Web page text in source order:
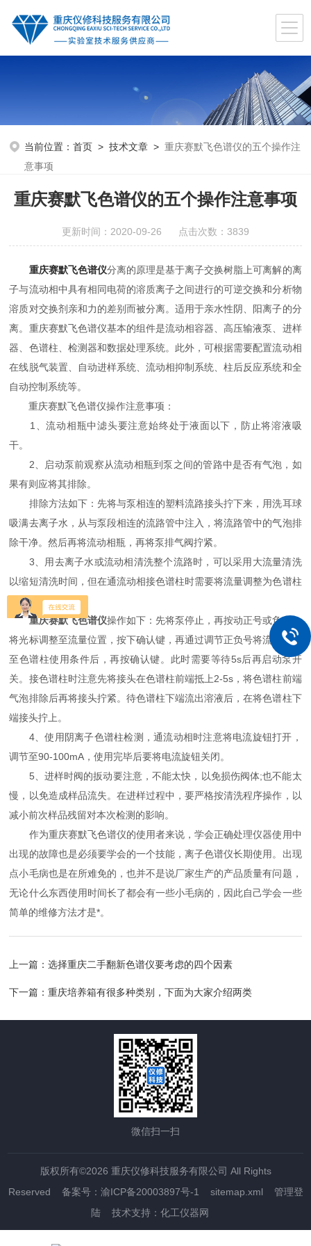
当前位置：首页 >技术文章 >重庆赛默飞色谱仪的五个操作注
意事项
重庆赛默飞色谱仪的五个操作注意事项
更新时间：2020-09-26 点击次数：3839
重庆赛默飞色谱仪分离的原理是基于离子交换树脂上可离解的离
子与流动相中具有相同电荷的溶质离子之间进行的可逆交换和分析物
溶质对交换剂亲和力的差别而被分离。适用于亲水性阴、阳离子的分
离。重庆赛默飞色谱仪基本的组件是流动相容器、高压输液泵、进样
器、色谱柱、检测器和数据处理系统。此外，可根据需要配置流动相
在线脱气装置、自动进样系统、流动相抑制系统、柱后反应系统和全
自动控制系统等。
重庆赛默飞色谱仪操作注意事项：
1、流动相瓶中滤头要注意始终处于液面以下，防止将溶液吸
干。
2、启动泵前观察从流动相瓶到泵之间的管路中是否有气泡，如
果有则应将其排除。
排除方法如下：先将与泵相连的塑料流路接头拧下来，用洗耳球
吸满去离子水，从与泵段相连的流路管中注入，将流路管中的气泡排
除干净。然后再将流动相瓶，再将泵排气阀拧紧。
3、用去离子水或流动相清洗整个流路时，可以采用大流量清洗
以缩短清洗时间，但在通流动相接色谱柱时需要将流量调整为色谱柱
使用流量条件。
重庆赛默飞色谱仪操作如下：先将泵停止，再按动正号或负号，
将光标调整至流量位置，按下确认键，再通过调节正负号将流量调节
至色谱柱使用条件后，再按确认键。此时需要等待5s后再启动泵开
关。接色谱柱时注意先将接头在色谱柱前端抵上2-5s，将色谱柱前端
气泡排除后再将接头拧紧。待色谱柱下端流出溶液后，在将色谱柱下
端接头拧上。
4、使用阴离子色谱柱检测，通流动相时注意将电流旋钮打开，
调节至90-100mA，使用完毕后要将电流旋钮关闭。
5、进样时阀的扳动要注意，不能太快，以免损伤阀体;也不能太
慢，以免造成样品流失。在进样过程中，要严格按清洗程序操作，以
减小前次样品残留对本次检测的影响。
作为重庆赛默飞色谱仪的使用者来说，学会正确处理仪器使用中
出现的故障也是必须要学会的一个技能，离子色谱仪长期使用。出现
点小毛病也是在所难免的，也并不是说厂家生产的产品质量有问题，
无论什么东西使用时间长了都会有一些小毛病的，因此自己学会一些
简单的维修方法才是*。
上一篇：选择重庆二手翻新色谱仪要考虑的四个因素
下一篇：重庆培养箱有很多种类别，下面为大家介绍两类
微信扫一扫
版权所有©2026 重庆仪修科技服务有限公司 All Rights
Reserved 备案号：渝ICP备20003897号-1 sitemap.xml
管理登
陆 技术支持： 化工仪器网